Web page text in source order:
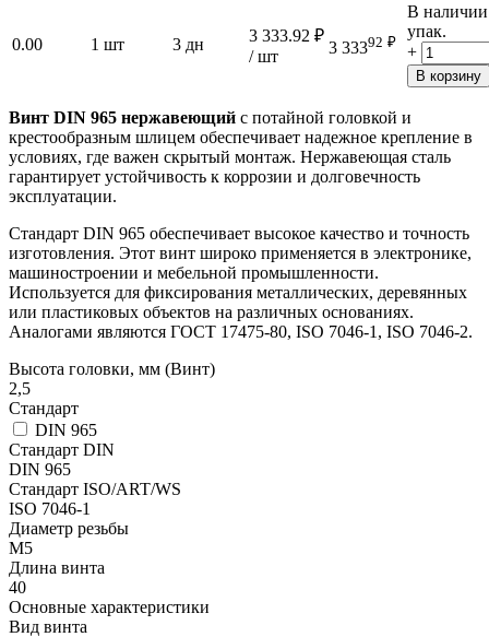
0.00 1 шт 3 дн 3 333.92 ₽
/ шт
3 33392 ₽
В
упак.
+
В корзину
Винт DIN 965 нержавеющий с потайной головкой и
крестообразным шлицем обеспечивает надежное крепление в
условиях, где важен скрытый монтаж. Нержавеющая сталь
гарантирует устойчивость к коррозии и долговечность
эксплуатации.
Стандарт DIN 965 обеспечивает высокое качество и точность
изготовления. Этот винт широко применяется в электронике,
машиностроении и мебельной промышленности.
Используется для фиксирования металлических, деревянных
или пластиковых объектов на различных основаниях.
Аналогами являются ГОСТ 17475-80, ISO 7046-1, ISO 7046-2.
Высота головки, мм (Винт)
2,5
Стандарт
DIN 965
Стандарт DIN
DIN 965
Стандарт ISO/ART/WS
ISO 7046-1
Диаметр резьбы
М5
Длина винта
40
Основные характеристики
Вид винта